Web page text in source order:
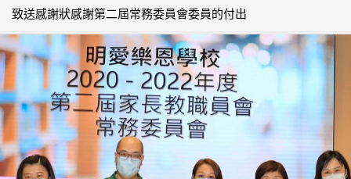
致送感謝狀感謝第二屆常務委員會委員的付出